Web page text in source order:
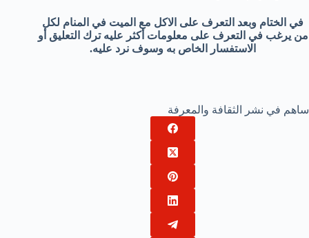
في الختام وبعد التعرف على الاكل مع الميت في المنام لكل
من يرغب في التعرف على معلومات أكثر عليه ترك التعليق أو
الاستفسار الخاص به وسوف نرد عليه.
ساهم في نشر الثقافة والمعرفة